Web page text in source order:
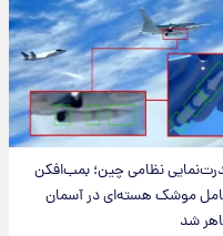
نظامی چین؛ بمب‌افکن
موشک هسته‌ای در آسمان
شد